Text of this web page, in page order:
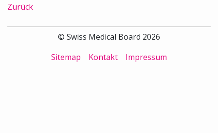
Zurück
© Swiss Medical Board 2026
Sitemap
Kontakt Impressum